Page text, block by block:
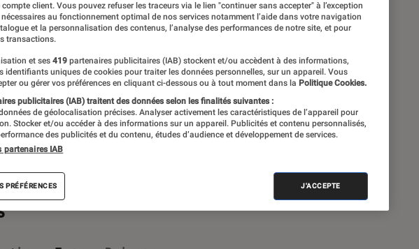
Fnac ! Créé en 1972, le Labo Fnac est
absolue pour la richesse et
pensés pour être compréhensibles
en savoir plus,voir notre charte. Et pour
notrecomparateur.
compte client. Vous pouvez refuser les traceurs via le lien "continuer sans accepter" à l’exception
au fonctionnement optimal de nos services notamment l’aide dans votre navigation
et la personnalisation des contenus, l’analyse des performances de notre site, et pour
transactions.
et ses 419 partenaires publicitaires (IAB) stockent et/ou accèdent à des informations,
identifiants uniques de cookies pour traiter les données personnelles, sur un appareil. Vous
ou gérer vos préférences en cliquant ci-dessous ou à tout moment dans la Politique Cookies.
publicitaires (IAB) traitent des données selon les finalités suivantes :
de géolocalisation précises. Analyser activement les caractéristiques de l’appareil pour
Stocker et/ou accéder à des informations sur un appareil. Publicités et contenu personnalisés,
des publicités et du contenu, études d’audience et développement de services.
partenaires IAB
PRÉFÉRENCES J'ACCEPTE